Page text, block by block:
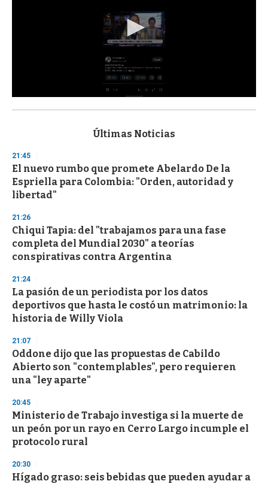
s
d
s
o
f
3
s
e
c
o
n
Últimas Noticias
21:45
El nuevo rumbo que promete Abelardo De la
Espriella para Colombia: "Orden, autoridad y
libertad"
21:26
Chiqui Tapia: del "trabajamos para una fase
completa del Mundial 2030" a teorías
conspirativas contra Argentina
21:24
La pasión de un periodista por los datos
deportivos que hasta le costó un matrimonio: la
historia de Willy Viola
21:07
Oddone dijo que las propuestas de Cabildo
Abierto son "contemplables", pero requieren
una "ley aparte"
20:45
Ministerio de Trabajo investiga si la muerte de
un peón por un rayo en Cerro Largo incumple el
protocolo rural
20:30
Hígado graso: seis bebidas que pueden ayudar a